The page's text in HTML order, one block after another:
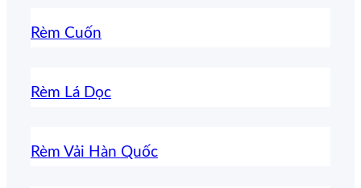
Rèm Cuốn
Rèm Lá Dọc
Rèm Vải Hàn Quốc